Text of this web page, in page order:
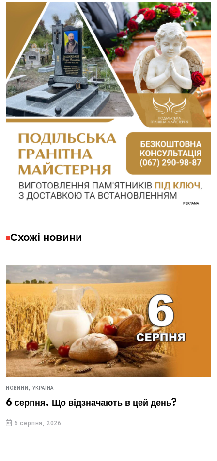
Схожі новини
НОВИНИ, УКРАЇНА
6 серпня. Що відзначають в цей день?
6 серпня, 2026